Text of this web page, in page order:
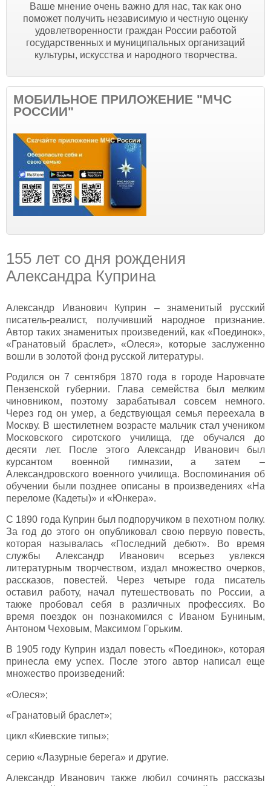
Ваше мнение очень важно для нас, так как оно
поможет получить независимую и честную оценку
удовлетворенности граждан России работой
государственных и муниципальных организаций
культуры, искусства и народного творчества.
МОБИЛЬНОЕ ПРИЛОЖЕНИЕ "МЧС
РОССИИ"
155 лет со дня рождения
Александра Куприна
Александр Иванович Куприн – знаменитый русский
писатель-реалист, получивший народное признание.
Автор таких знаменитых произведений, как «Поединок»,
«Гранатовый браслет», «Олеся», которые заслуженно
вошли в золотой фонд русской литературы.
Родился он 7 сентября 1870 года в городе Наровчате
Пензенской губернии. Глава семейства был мелким
чиновником, поэтому зарабатывал совсем немного.
Через год он умер, а бедствующая семья переехала в
Москву. В шестилетнем возрасте мальчик стал учеником
Московского сиротского училища, где обучался до
десяти лет. После этого Александр Иванович был
курсантом военной гимназии, а затем –
Александровского военного училища. Воспоминания об
обучении были позднее описаны в произведениях «На
переломе (Кадеты)» и «Юнкера».
С 1890 года Куприн был подпоручиком в пехотном полку.
За год до этого он опубликовал свою первую повесть,
которая называлась «Последний дебют». Во время
службы Александр Иванович всерьез увлекся
литературным творчеством, издал множество очерков,
рассказов, повестей. Через четыре года писатель
оставил работу, начал путешествовать по России, а
также пробовал себя в различных профессиях. Во
время поездок он познакомился с Иваном Буниным,
Антоном Чеховым, Максимом Горьким.
В 1905 году Куприн издал повесть «Поединок», которая
принесла ему успех. После этого автор написал еще
множество произведений:
«Олеся»;
«Гранатовый браслет»;
цикл «Киевские типы»;
серию «Лазурные берега» и другие.
Александр Иванович также любил сочинять рассказы